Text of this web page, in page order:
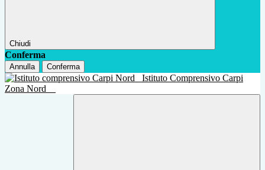
Chiudi
Conferma
Annulla Conferma
Istituto Comprensivo Carpi
Zona Nord